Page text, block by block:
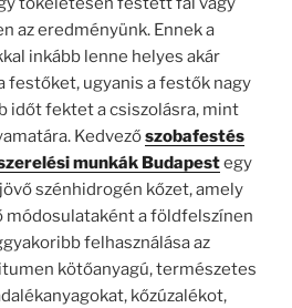
az eredményünk. Ennek a
inkább lenne helyes akár
festőket, ugyanis a festők nagy
időt fektet a csiszolásra, mint
Kedvezőszobafestés
munkák Budapestegy
szénhidrogén kőzet, amely
módosulataként a földfelszínen
felhasználása az
kötőanyagú, természetes
kőzúzalékot,